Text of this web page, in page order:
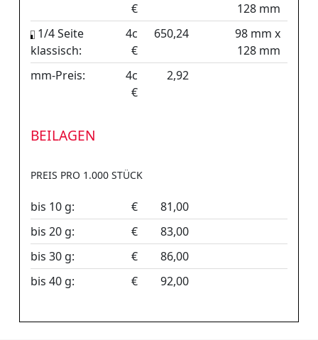
€
128 mm
1/4 Seite
klassisch:
4c
€
650,24
98 mm x
128 mm
mm-Preis:
4c
€
2,92
BEILAGEN
PREIS PRO 1.000 STÜCK
bis 10 g: €
81,00
bis 20 g:
€
83,00
bis 30 g:
€
86,00
bis 40 g:
€ 92,00